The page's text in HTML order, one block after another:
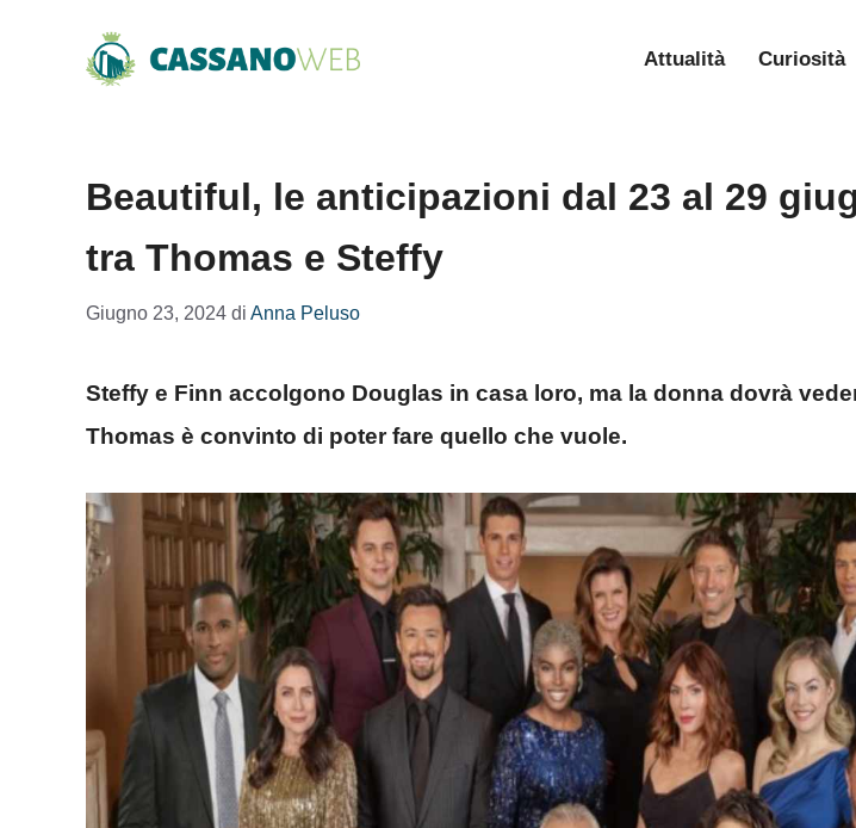
Attualità Curiosità
Beautiful, le anticipazioni dal 23 al 29
tra Thomas e Steffy
Giugno 23, 2024 di Anna Peluso
Steffy e Finn accolgono Douglas in casa loro, ma la donna dovrà
Thomas è convinto di poter fare quello che vuole.